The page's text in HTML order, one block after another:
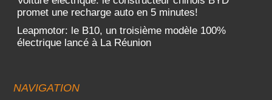
promet une recharge auto en 5 minutes!
Leapmotor: le B10, un troisième modèle 100%
électrique lancé à La Réunion
NAVIGATION